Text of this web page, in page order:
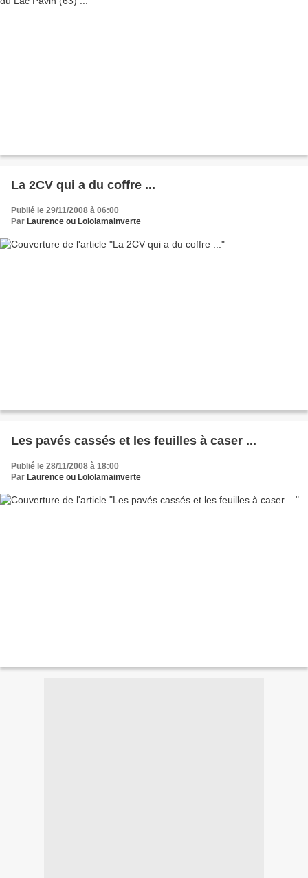
La 2CV qui a du coffre ...
Publié le 29/11/2008 à 06:00
Par Laurence ou Lololamainverte
Les pavés cassés et les feuilles à caser ...
Publié le 28/11/2008 à 18:00
Par Laurence ou Lololamainverte